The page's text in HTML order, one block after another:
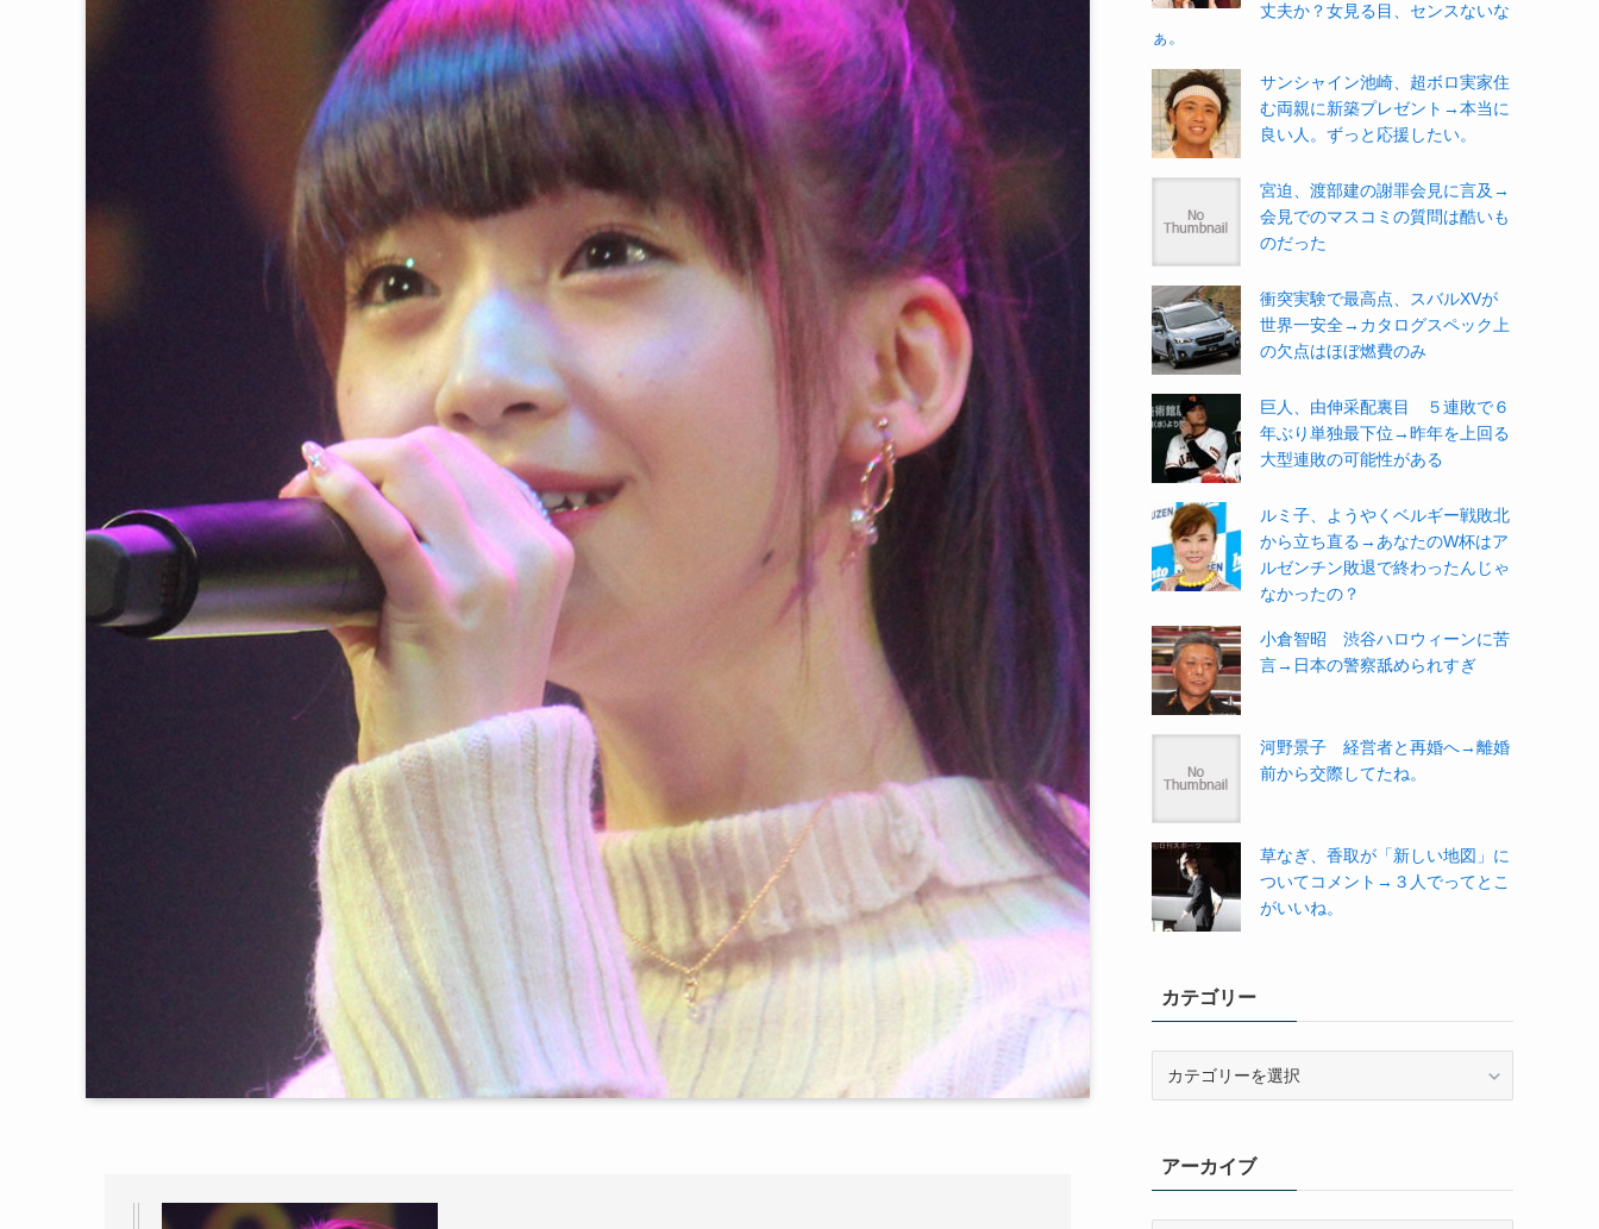
丈夫か？女見る目、センスないな
ぁ。
サンシャイン池崎、超ボロ実家住
む両親に新築プレゼント→本当に
良い人。ずっと応援したい。
宮迫、渡部建の謝罪会見に言及→
会見でのマスコミの質問は酷いも
のだった
衝突実験で最高点、スバルXVが
世界一安全→カタログスペック上
の欠点はほぼ燃費のみ
巨人、由伸采配裏目 ５連敗で６
年ぶり単独最下位→昨年を上回る
大型連敗の可能性がある
ルミ子、ようやくベルギー戦敗北
から立ち直る→あなたのW杯はア
ルゼンチン敗退で終わったんじゃ
なかったの？
小倉智昭 渋谷ハロウィーンに苦
言→日本の警察舐められすぎ
河野景子 経営者と再婚へ→離婚
前から交際してたね。
草なぎ、香取が「新しい地図」に
ついてコメント→３人でってとこ
がいいね。
カテゴリー
ーアーカイブ